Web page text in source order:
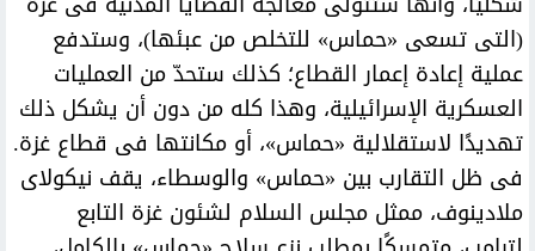
(التى تسعى «حماس» للتخلص من عبئها)، وستدفع
عملية إعادة إعمار القطاع؛ كذلك ستحدّ من العمليات
العسكرية الإسرائيلية، وهذا كله من دون أن يشكل ذلك
تهديدًا لاستقلالية «حماس»، أو مكانتها فى قطاع غزة.
فى ظل التقارب بين «حماس» والوسطاء، يقف نيكولاى
ملادينوف، ممثل مجلس السلام لشئون غزة التابع